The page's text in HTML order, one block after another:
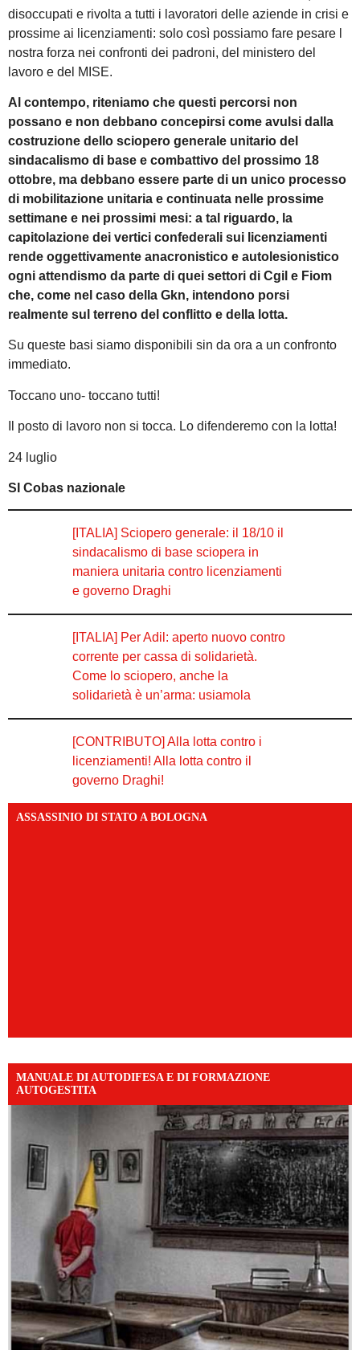
disoccupati e rivolta a tutti i lavoratori delle aziende in crisi e
prossime ai licenziamenti: solo così possiamo fare pesare l
nostra forza nei confronti dei padroni, del ministero del
lavoro e del MISE.
Al contempo, riteniamo che questi percorsi non
possano e non debbano concepirsi come avulsi dalla
costruzione dello sciopero generale unitario del
sindacalismo di base e combattivo del prossimo 18
ottobre, ma debbano essere parte di un unico processo
di mobilitazione unitaria e continuata nelle prossime
settimane e nei prossimi mesi: a tal riguardo, la
capitolazione dei vertici confederali sui licenziamenti
rende oggettivamente anacronistico e autolesionistico
ogni attendismo da parte di quei settori di Cgil e Fiom
che, come nel caso della Gkn, intendono porsi
realmente sul terreno del conflitto e della lotta.
Su queste basi siamo disponibili sin da ora a un confronto
immediato.
Toccano uno- toccano tutti!
Il posto di lavoro non si tocca. Lo difenderemo con la lotta!
24 luglio
SI Cobas nazionale
[ITALIA] Sciopero generale: il 18/10 il
sindacalismo di base sciopera in
maniera unitaria contro licenziamenti
e governo Draghi
[ITALIA] Per Adil: aperto nuovo contro
corrente per cassa di solidarietà.
Come lo sciopero, anche la
solidarietà è un’arma: usiamola
[CONTRIBUTO] Alla lotta contro i
licenziamenti! Alla lotta contro il
governo Draghi!
ASSASSINIO DI STATO A BOLOGNA
MANUALE DI AUTODIFESA E DI FORMAZIONE
AUTOGESTITA